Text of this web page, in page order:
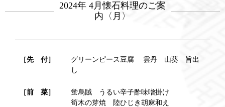
2024年 4月懐石料理のご案
内〈月〉
［先 付］
グリーンピース豆腐 雲丹 山葵 旨出
し
［前 菜］
蛍烏賊 うるい辛子酢味噌掛け
筍木の芽焼 陸ひじき胡麻和え